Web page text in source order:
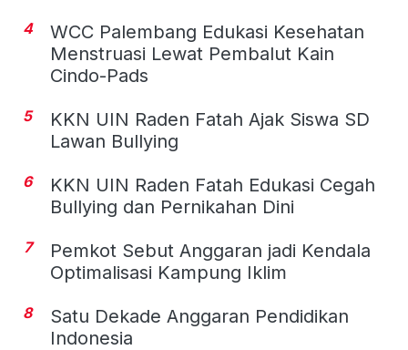
4
WCC Palembang Edukasi Kesehatan
Menstruasi Lewat Pembalut Kain
Cindo-Pads
5
KKN UIN Raden Fatah Ajak Siswa SD
Lawan Bullying
6
KKN UIN Raden Fatah Edukasi Cegah
Bullying dan Pernikahan Dini
7
Pemkot Sebut Anggaran jadi Kendala
Optimalisasi Kampung Iklim
8
Satu Dekade Anggaran Pendidikan
Indonesia